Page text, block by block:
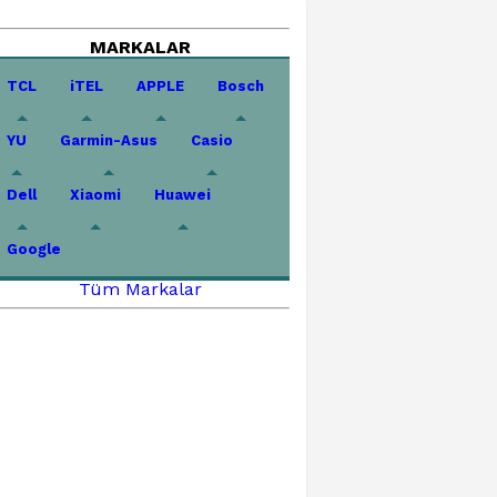
MARKALAR
TCL iTEL APPLE Bosch
YU Garmin-Asus Casio
Dell Xiaomi Huawei
Google
Tüm Markalar